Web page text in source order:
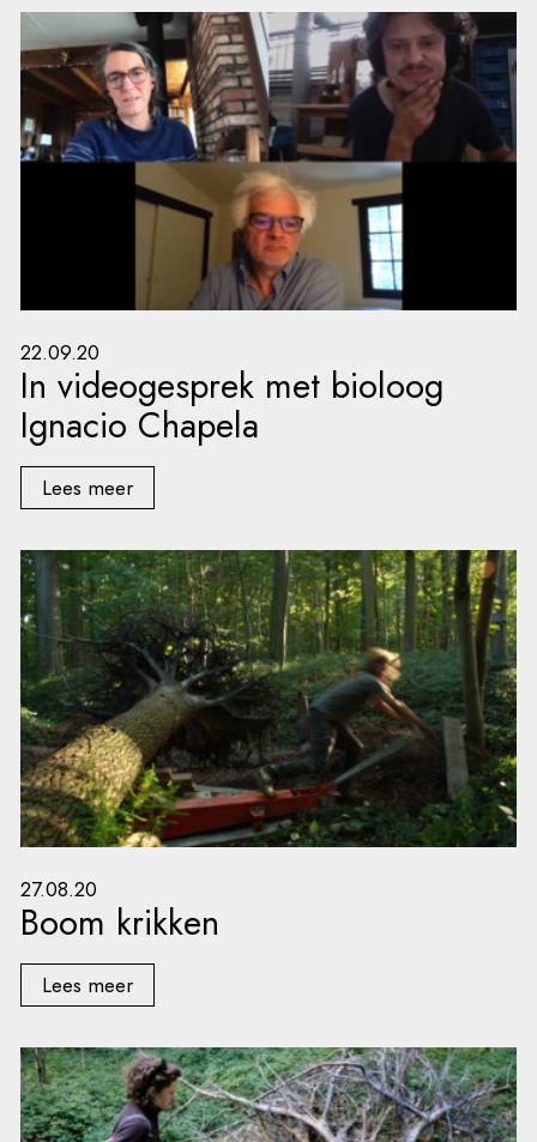
22.09.20
In videogesprek met bioloog
Ignacio Chapela
Lees meer
27.08.20
Boom krikken
Lees meer